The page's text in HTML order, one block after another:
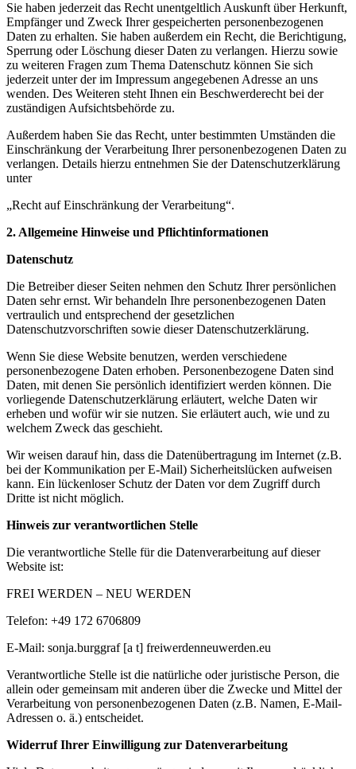
Sie haben jederzeit das Recht unentgeltlich Auskunft über Herkunft,
Empfänger und Zweck Ihrer gespeicherten personenbezogenen
Daten zu erhalten. Sie haben außerdem ein Recht, die Berichtigung,
Sperrung oder Löschung dieser Daten zu verlangen. Hierzu sowie
zu weiteren Fragen zum Thema Datenschutz können Sie sich
jederzeit unter der im Impressum angegebenen Adresse an uns
wenden. Des Weiteren steht Ihnen ein Beschwerderecht bei der
zuständigen Aufsichtsbehörde zu.
Außerdem haben Sie das Recht, unter bestimmten Umständen die
Einschränkung der Verarbeitung Ihrer personenbezogenen Daten zu
verlangen. Details hierzu entnehmen Sie der Datenschutzerklärung
unter
„Recht auf Einschränkung der Verarbeitung“.
2. Allgemeine Hinweise und Pflichtinformationen
Datenschutz
Die Betreiber dieser Seiten nehmen den Schutz Ihrer persönlichen
Daten sehr ernst. Wir behandeln Ihre personenbezogenen Daten
vertraulich und entsprechend der gesetzlichen
Datenschutzvorschriften sowie dieser Datenschutzerklärung.
Wenn Sie diese Website benutzen, werden verschiedene
personenbezogene Daten erhoben. Personenbezogene Daten sind
Daten, mit denen Sie persönlich identifiziert werden können. Die
vorliegende Datenschutzerklärung erläutert, welche Daten wir
erheben und wofür wir sie nutzen. Sie erläutert auch, wie und zu
welchem Zweck das geschieht.
Wir weisen darauf hin, dass die Datenübertragung im Internet (z.B.
bei der Kommunikation per E-Mail) Sicherheitslücken aufweisen
kann. Ein lückenloser Schutz der Daten vor dem Zugriff durch
Dritte ist nicht möglich.
Hinweis zur verantwortlichen Stelle
Die verantwortliche Stelle für die Datenverarbeitung auf dieser
Website ist:
FREI WERDEN – NEU WERDEN
Telefon: +49 172 6706809
E-Mail: sonja.burggraf [a t] freiwerdenneuwerden.eu
Verantwortliche Stelle ist die natürliche oder juristische Person, die
allein oder gemeinsam mit anderen über die Zwecke und Mittel der
Verarbeitung von personenbezogenen Daten (z.B. Namen, E-Mail-
Adressen o. ä.) entscheidet.
Widerruf Ihrer Einwilligung zur Datenverarbeitung